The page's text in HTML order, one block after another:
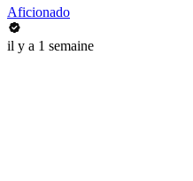
Aficionado
il y a 1 semaine